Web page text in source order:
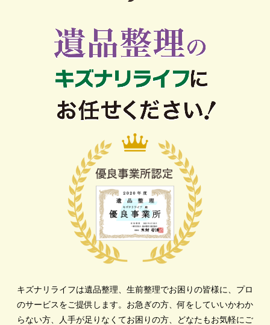
キズナリライフは遺品整理、生前整理でお困りの皆様に、プロ
のサービスをご提供します。 お急ぎの方、何をしていいかわか
らない方、人手が足りなくてお困りの方、どなたもお気軽にご